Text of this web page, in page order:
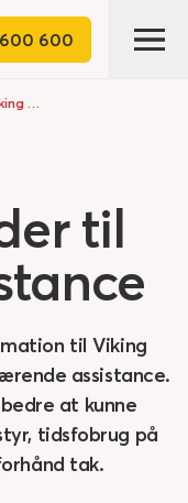
600
Send billeder til Viking Assistance
til
til Viking
assistance.
at kunne
tidsfobrug på
tak.